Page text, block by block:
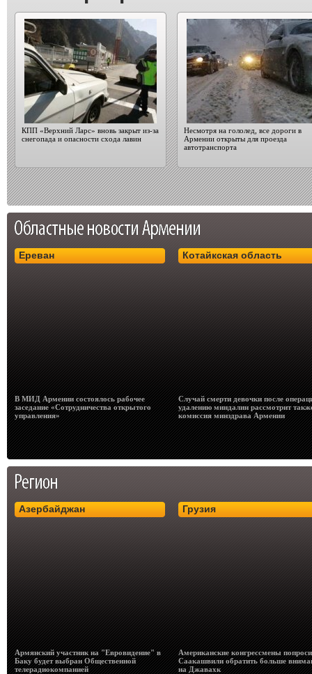
КПП «Верхний Ларс» вновь закрыт из-за
снегопада и опасности схода лавин
Несмотря на гололед, все дороги в
Армении открыты для проезда
автотранспорта
Ереван
В МИД Армении состоялось рабочее
заседание «Сотрудничества открытого
управления»
Котайкская область
Случай смерти девочки после
удалению миндалин рассмотрит
комиссия минздрава Армении
Азербайджан
Армянский участник на "Евровидение" в
Баку будет выбран Общественной
телерадиокомпанией
Грузия
Американские конгрессмены
Саакашвили обратить больше
на Джавахк